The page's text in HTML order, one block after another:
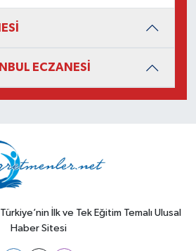
ECZANESİ
İlk ve Tek Eğitim Temalı Ulusal
Haber Sitesi